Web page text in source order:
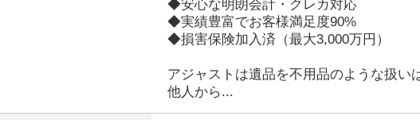
◆安心な明朗会計・クレカ対応
◆実績豊富でお客様満足度90%
◆損害保険加入済（最大3,000万円）
アジャストは遺品を不用品のような扱い
他人から...